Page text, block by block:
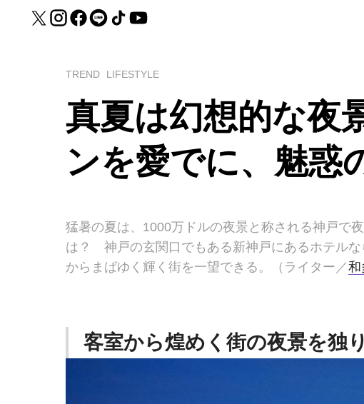
TREND LIFESTYLE
真夏は幻想的な夜
ンを愛でに、魅惑
猛暑の夏は、1000万ドルの夜景と称される神戸で
は？ 神戸の玄関口でもある新神戸にあるホテル
からまばゆく輝く街を一望できる。（ライター／和
客室から煌めく街の夜景を独